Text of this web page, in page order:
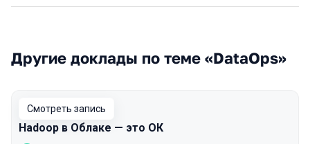
Другие доклады по теме «DataOps»
Смотреть запись
Hadoop в Облаке — это ОК